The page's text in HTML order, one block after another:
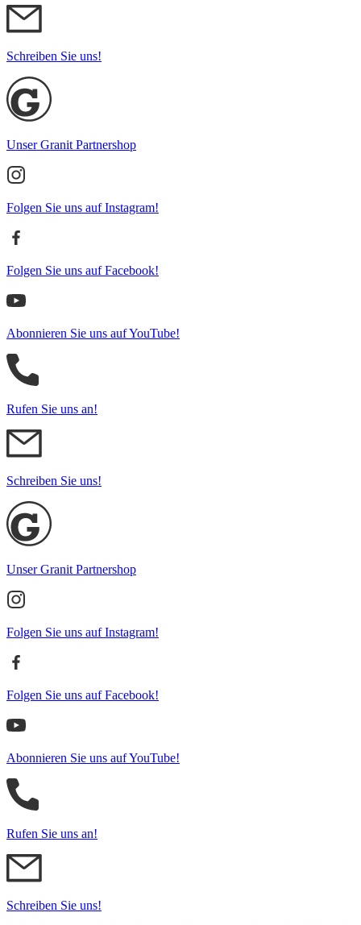
Schreiben Sie uns!
Unser Granit Partnershop
Folgen Sie uns auf Instagram!
Folgen Sie uns auf Facebook!
Abonnieren Sie uns auf YouTube!
Rufen Sie uns an!
Schreiben Sie uns!
Unser Granit Partnershop
Folgen Sie uns auf Instagram!
Folgen Sie uns auf Facebook!
Abonnieren Sie uns auf YouTube!
Rufen Sie uns an!
Schreiben Sie uns!